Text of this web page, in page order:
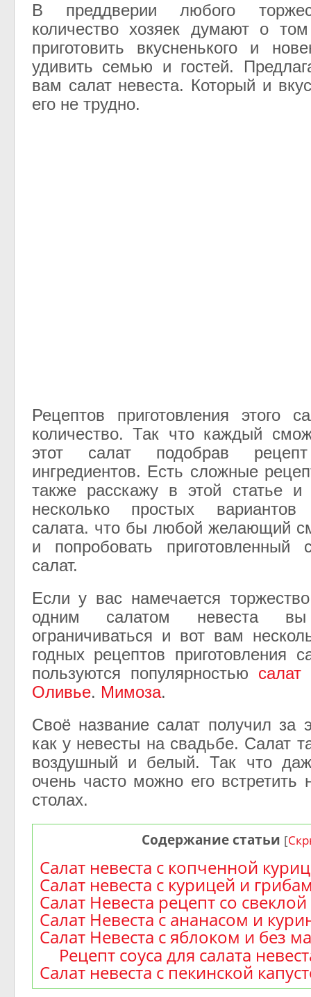
В преддверии любого
количество хозяек думают о
приготовить вкусненького и
удивить семью и гостей.
вам салат невеста. Который и
его не трудно.
Рецептов приготовления этого
количество. Так что каждый
этот салат подобрав
ингредиентов. Есть сложные
также расскажу в этой статье и
несколько простых вариантов
салата. что бы любой желающий
и попробовать приготовленный
салат.
Если у вас намечается
одним салатом невеста
ограничиваться и вот вам
годных рецептов приготовления
пользуются популярностью
Оливье. Мимоза.
Своё название салат получил за
как у невесты на свадьбе. Салат
воздушный и белый. Так что
очень часто можно его встретить
столах.
Содержание статьи [
Салат невеста с копченной
Салат невеста с курицей и
Салат Невеста рецепт со свеклой
Салат Невеста с ананасом и
Салат Невеста с яблоком и без
Рецепт соуса для салата
Салат невеста с пекинской